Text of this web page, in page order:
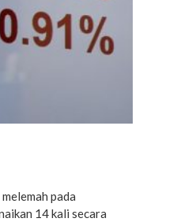
pada
14 kali secara